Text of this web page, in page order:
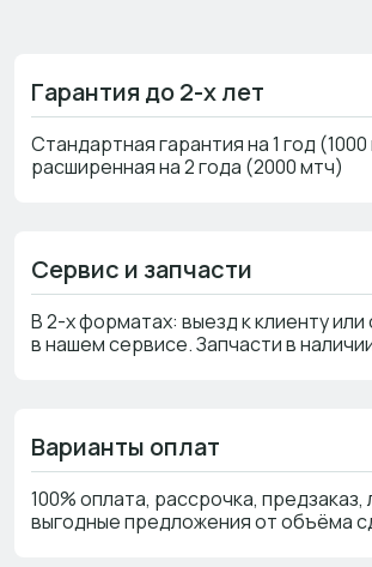
Гарантия до 2-х лет
Стандартная гарантия на 1 год
расширенная на 2 года (2000 мтч)
Сервис и запчасти
В 2-х форматах: выезд к клиенту
в нашем сервисе. Запчасти в
Варианты оплат
100% оплата, рассрочка, предзаказ,
выгодные предложения от объёма